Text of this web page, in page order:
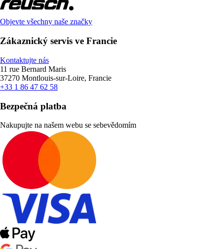
Objevte všechny naše značky
Zákaznický servis ve Francie
Kontaktujte nás
11 rue Bernard Maris
37270 Montlouis-sur-Loire, Francie
+33 1 86 47 62 58
Bezpečná platba
Nakupujte na našem webu se sebevědomím